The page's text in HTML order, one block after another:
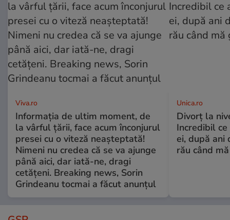
Viva.ro
Informația de ultim moment, de
la vârful țării, face acum înconjurul
presei cu o viteză neașteptată!
Nimeni nu credea că se va ajunge
până aici, dar iată-ne, dragi
cetățeni. Breaking news, Sorin
Grindeanu tocmai a făcut anunțul
Unica.ro
Divorț la
Incredibil
ei, după ani
rău când